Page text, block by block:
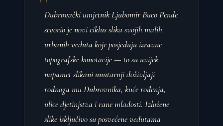
Dubrovački umjetnik Ljubomir Buco Pende
stvorio je novi ciklus slika svojih malih
urbanih veduta koje posjeduju izravne
topografske konotacije — to su uvijek
napamet slikani unutarnji doživljaji
rodnoga mu Dubrovnika, kuće rođenja,
ulice djetinjstva i rane mladosti. Izložene
slike isključivo su posvećene vedutama